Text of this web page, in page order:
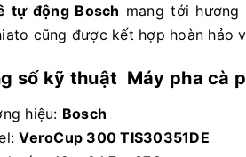
tự động Bosch mang tới
cũng được kết hợp hoàn hảo
số kỹ thuật Máy pha cà
hiệu: Bosch
VeroCup 300 TIS30351DE